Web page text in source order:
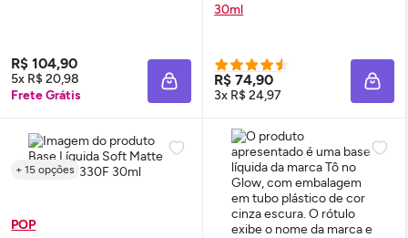
R$ 104,90
5x R$ 20,98
Frete Grátis
ADICIONAR À SACOLA
30ml
R$ 74,90
3x R$ 24,97
+ 15 opções
POP